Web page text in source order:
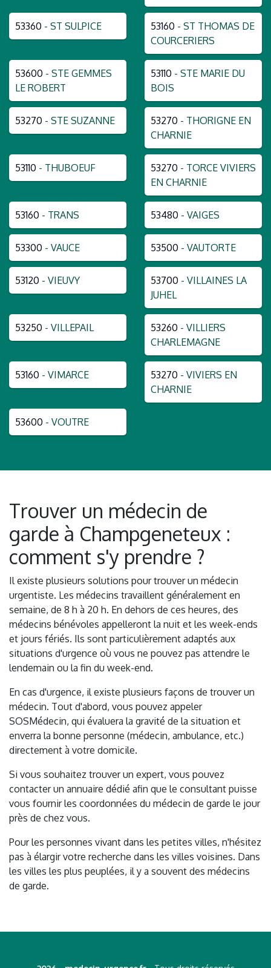
53360 - ST SULPICE 53160 - ST THOMAS DE
COURCERIERS
53600 - STE GEMMES
LE ROBERT
53110 - STE MARIE DU
BOIS
53270 - STE SUZANNE 53270 - THORIGNE EN
CHARNIE
53110 - THUBOEUF 53270 - TORCE VIVIERS
EN CHARNIE
53160 - TRANS 53480 - VAIGES
53300 - VAUCE 53500 - VAUTORTE
53120 - VIEUVY 53700 - VILLAINES LA
JUHEL
53250 - VILLEPAIL 53260 - VILLIERS
CHARLEMAGNE
53160 - VIMARCE 53270 - VIVIERS EN
CHARNIE
53600 - VOUTRE
Trouver un médecin de
garde à Champgeneteux :
comment s'y prendre ?
Il existe plusieurs solutions pour trouver un médecin
urgentiste. Les médecins travaillent généralement en
semaine, de 8 h à 20 h. En dehors de ces heures, des
médecins bénévoles appelleront la nuit et les week-ends
et jours fériés. Ils sont particulièrement adaptés aux
situations d'urgence où vous ne pouvez pas attendre le
lendemain ou la fin du week-end.
En cas d'urgence, il existe plusieurs façons de trouver un
médecin. Tout d'abord, vous pouvez appeler
SOSMédecin, qui évaluera la gravité de la situation et
enverra la bonne personne (médecin, ambulance, etc.)
directement à votre domicile.
Si vous souhaitez trouver un expert, vous pouvez
contacter un annuaire dédié afin que le consultant puisse
vous fournir les coordonnées du médecin de garde le jour
près de chez vous.
Pour les personnes vivant dans les petites villes, n'hésitez
pas à élargir votre recherche dans les villes voisines. Dans
les villes les plus peuplées, il y a souvent des médecins
de garde.